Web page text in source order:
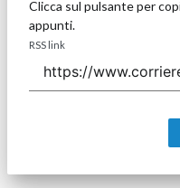
Clicca sul pulsante per
appunti.
RSS link